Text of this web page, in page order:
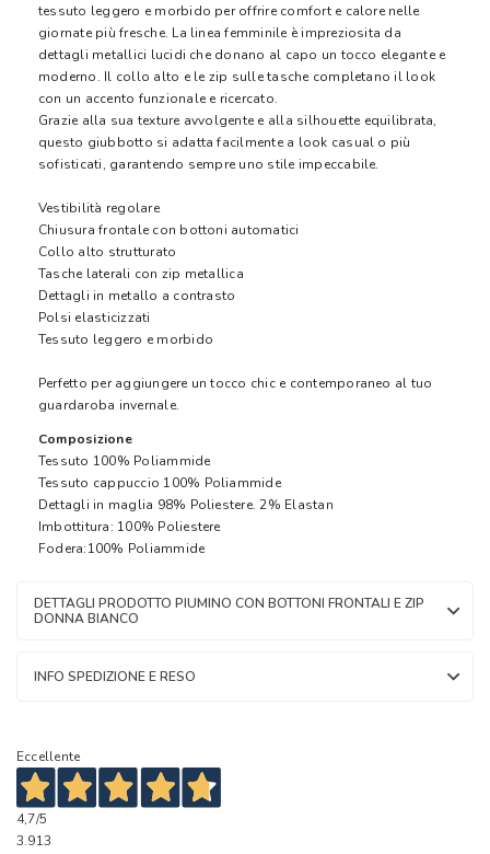
tessuto leggero e morbido per offrire comfort e calore nelle
giornate più fresche. La linea femminile è impreziosita da
dettagli metallici lucidi che donano al capo un tocco elegante e
moderno. Il collo alto e le zip sulle tasche completano il look
con un accento funzionale e ricercato.
Grazie alla sua texture avvolgente e alla silhouette equilibrata,
questo giubbotto si adatta facilmente a look casual o più
sofisticati, garantendo sempre uno stile impeccabile.
Vestibilità regolare
Chiusura frontale con bottoni automatici
Collo alto strutturato
Tasche laterali con zip metallica
Dettagli in metallo a contrasto
Polsi elasticizzati
Tessuto leggero e morbido
Perfetto per aggiungere un tocco chic e contemporaneo al tuo
guardaroba invernale.
Composizione
Tessuto 100% Poliammide
Tessuto cappuccio 100% Poliammide
Dettagli in maglia 98% Poliestere. 2% Elastan
Imbottitura: 100% Poliestere
Fodera:100% Poliammide
DETTAGLI PRODOTTO PIUMINO CON BOTTONI FRONTALI E ZIP
DONNA BIANCO
INFO SPEDIZIONE E RESO
Eccellente
4,7/5
3.913